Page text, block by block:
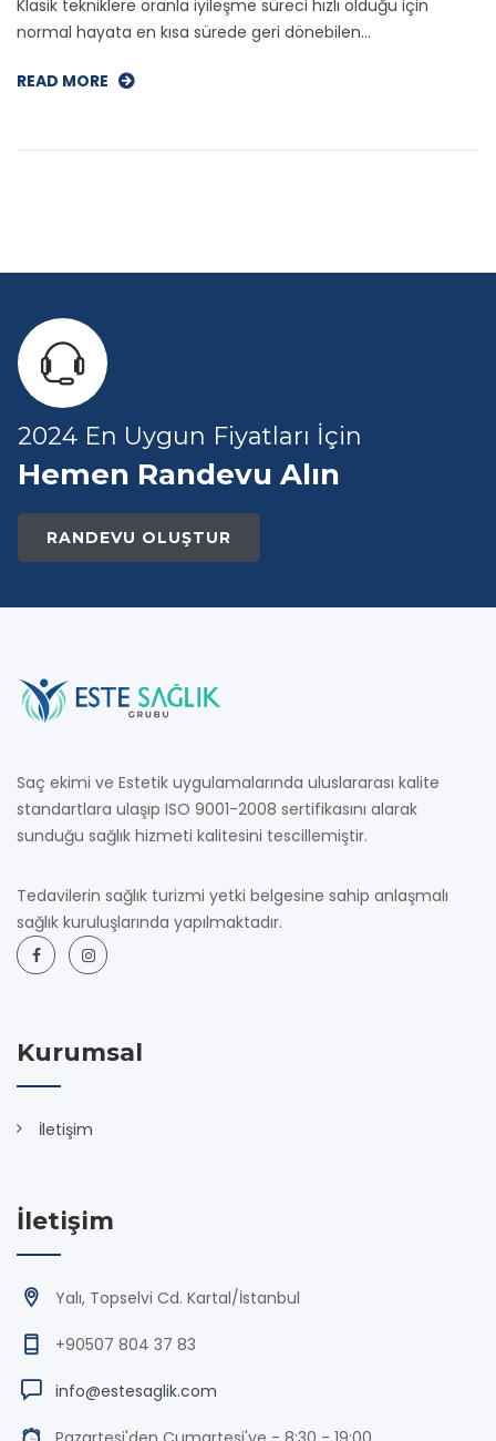
Klasik tekniklere oranla iyileşme süreci hızlı olduğu için
normal hayata en kısa sürede geri dönebilen…
READ MORE
2024 En Uygun Fiyatları İçin
Hemen Randevu Alın
RANDEVU OLUŞTUR
Saç ekimi ve Estetik uygulamalarında uluslararası kalite
standartlara ulaşıp ISO 9001-2008 sertifikasını alarak
sunduğu sağlık hizmeti kalitesini tescillemiştir.
Tedavilerin sağlık turizmi yetki belgesine sahip anlaşmalı
sağlık kuruluşlarında yapılmaktadır.
Kurumsal
İletişim
İletişim
Yalı, Topselvi Cd. Kartal/İstanbul
+90507 804 37 83
info@estesaglik.com